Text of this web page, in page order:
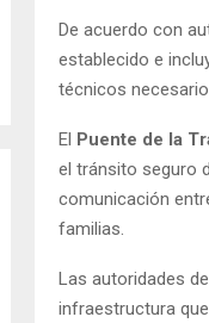
De acuerdo con
establecido e
técnicos
El Puente de la
el tránsito seguro
comunicación
familias.
Las autoridades
infraestructura